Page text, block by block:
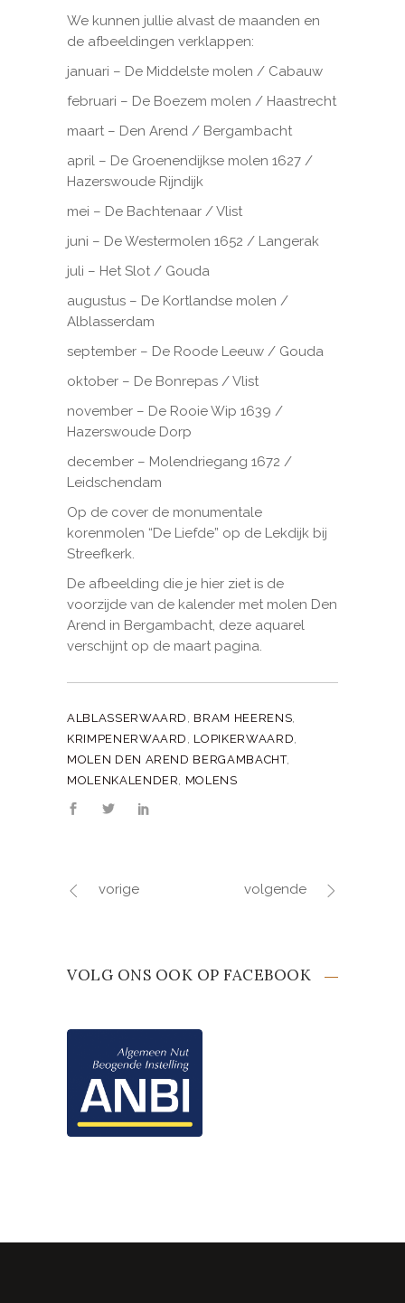
We kunnen jullie alvast de maanden en
de afbeeldingen verklappen:
januari – De Middelste molen / Cabauw
februari – De Boezem molen / Haastrecht
maart – Den Arend / Bergambacht
april – De Groenendijkse molen 1627 /
Hazerswoude Rijndijk
mei – De Bachtenaar / Vlist
juni – De Westermolen 1652 / Langerak
juli – Het Slot / Gouda
augustus – De Kortlandse molen /
Alblasserdam
september – De Roode Leeuw / Gouda
oktober – De Bonrepas / Vlist
november – De Rooie Wip 1639 /
Hazerswoude Dorp
december – Molendriegang 1672 /
Leidschendam
Op de cover de monumentale
korenmolen “De Liefde” op de Lekdijk bij
Streefkerk.
De afbeelding die je hier ziet is de
voorzijde van de kalender met molen Den
Arend in Bergambacht, deze aquarel
verschijnt op de maart pagina.
ALBLASSERWAARD , BRAM HEERENS,
KRIMPENERWAARD , LOPIKERWAARD,
MOLEN DEN AREND BERGAMBACHT,
MOLENKALENDER, MOLENS
vorige volgende
VOLG ONS OOK OP FACEBOOK